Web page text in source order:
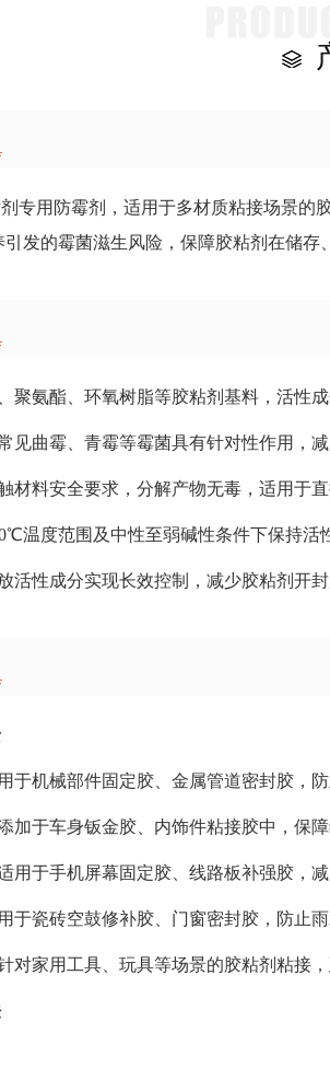
专用防霉剂，适用于多材质粘接场景的
发的霉菌滋生风险，保障胶粘剂在储存
聚氨酯、环氧树脂等胶粘剂基料，活性
见曲霉、青霉等霉菌具有针对性作用，
材料安全要求，分解产物无毒，适用于
温度范围及中性至弱碱性条件下保持活
活性成分实现长效控制，减少胶粘剂开
于机械部件固定胶、金属管道密封胶，
加于车身钣金胶、内饰件粘接胶中，保障
用于手机屏幕固定胶、线路板补强胶，
于瓷砖空鼓修补胶、门窗密封胶，防止
对家用工具、玩具等场景的胶粘剂粘接